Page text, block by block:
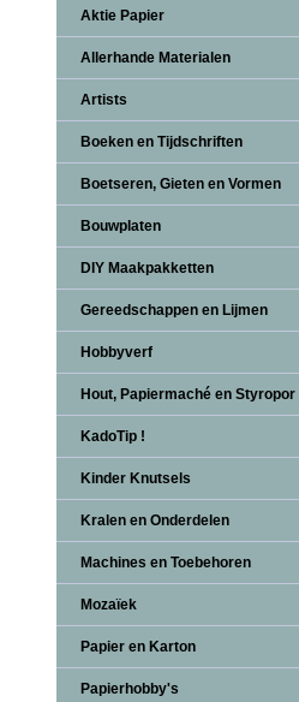
Aktie Papier
Allerhande Materialen
Artists
Boeken en Tijdschriften
Boetseren, Gieten en Vormen
Bouwplaten
DIY Maakpakketten
Gereedschappen en Lijmen
Hobbyverf
Hout, Papiermaché en Styropor
KadoTip !
Kinder Knutsels
Kralen en Onderdelen
Machines en Toebehoren
Mozaïek
Papier en Karton
Papierhobby's